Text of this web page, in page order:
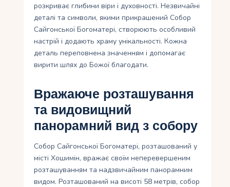
розкриває глибини віри і духовності. Незвичайні
деталі та символи, якими прикрашений Собор
Сайгонської Богоматері, створюють особливий
настрій і додають храму унікальності. Кожна
деталь переповнена значенням і допомагає
вирити шлях до Божої благодати.
Вражаюче розташування
та видовищний
панорамний вид з собору
Собор Сайгонської Богоматері, розташований у
місті Хошимін, вражає своїм неперевершеним
розташуванням та надзвичайним панорамним
видом. Розташований на висоті 58 метрів, собор